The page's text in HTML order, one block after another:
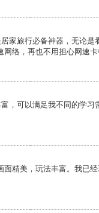
家旅行必备神器，无论是
络，再也不用担心网速卡
，可以满足我不同的学习
面精美，玩法丰富。我已